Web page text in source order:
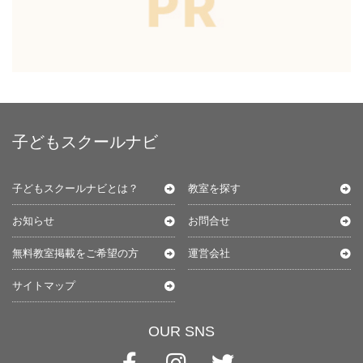
子どもスクールナビ
子どもスクールナビとは？ 教室を探す
お知らせ お問合せ
無料教室掲載をご希望の方 運営会社
サイトマップ
OUR SNS